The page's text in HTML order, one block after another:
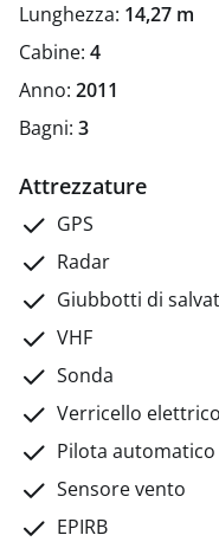
capienza di 12
Olímpic di
noleggi di uno o più
completamente
Lunghezza: 14,27 m
Cabine: 4
Anno: 2011
Bagni: 3
Attrezzature
GPS
Radar
Giubbotti di
VHF
Sonda
Verricello elettrico
Pilota automatico
Sensore vento
EPIRB